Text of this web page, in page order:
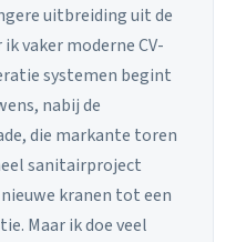
uitbreiding uit de
vaker moderne CV-
systemen begint
nabij de
die markante toren
sanitairproject
kranen tot een
Maar ik doe veel